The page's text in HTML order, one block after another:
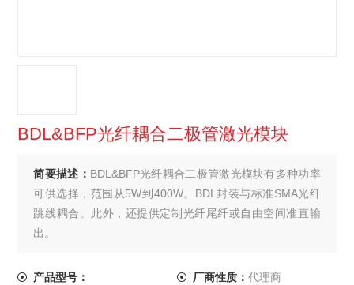
BDL&BFP光纤耦合二极管激光模块
简要描述： BDL&BFP光纤耦合二极管激光模块有多种功率
可供选择，范围从5W到400W。BDL封装与标准SMA光纤
跳线耦合。此外，还提供定制光纤尾纤或自由空间准直输
出。
产品型号： 厂商性质： 代理商